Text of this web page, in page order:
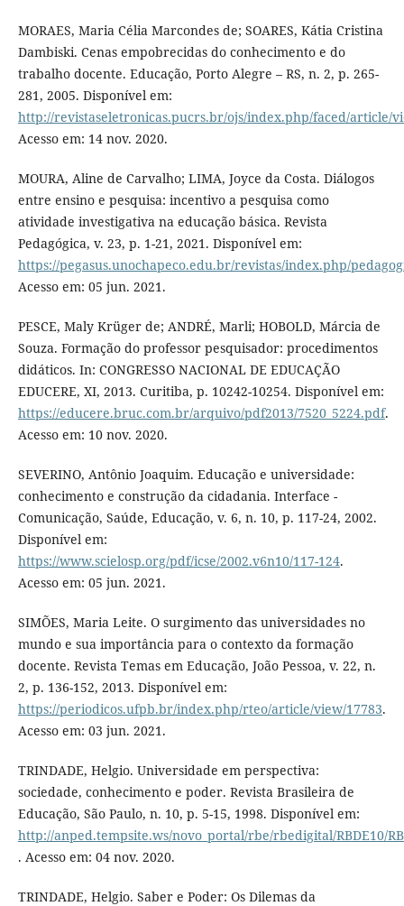
MORAES, Maria Célia Marcondes de; SOARES, Kátia Cristina
Dambiski. Cenas empobrecidas do conhecimento e do
trabalho docente. Educação, Porto Alegre – RS, n. 2, p. 265-
281, 2005. Disponível em:
http://revistaseletronicas.pucrs.br/ojs/index.php/faced/article/
Acesso em: 14 nov. 2020.
MOURA, Aline de Carvalho; LIMA, Joyce da Costa. Diálogos
entre ensino e pesquisa: incentivo a pesquisa como
atividade investigativa na educação básica. Revista
Pedagógica, v. 23, p. 1-21, 2021. Disponível em:
https://pegasus.unochapeco.edu.br/revistas/index.php/
Acesso em: 05 jun. 2021.
PESCE, Maly Krüger de; ANDRÉ, Marli; HOBOLD, Márcia de
Souza. Formação do professor pesquisador: procedimentos
didáticos. In: CONGRESSO NACIONAL DE EDUCAÇÃO
EDUCERE, XI, 2013. Curitiba, p. 10242-10254. Disponível em:
https://educere.bruc.com.br/arquivo/pdf2013/7520_5224.pdf.
Acesso em: 10 nov. 2020.
SEVERINO, Antônio Joaquim. Educação e universidade:
conhecimento e construção da cidadania. Interface -
Comunicação, Saúde, Educação, v. 6, n. 10, p. 117-24, 2002.
Disponível em:
https://www.scielosp.org/pdf/icse/2002.v6n10/117-124.
Acesso em: 05 jun. 2021.
SIMÕES, Maria Leite. O surgimento das universidades no
mundo e sua importância para o contexto da formação
docente. Revista Temas em Educação, João Pessoa, v. 22, n.
2, p. 136-152, 2013. Disponível em:
https://periodicos.ufpb.br/index.php/rteo/article/view/17783.
Acesso em: 03 jun. 2021.
TRINDADE, Helgio. Universidade em perspectiva:
sociedade, conhecimento e poder. Revista Brasileira de
Educação, São Paulo, n. 10, p. 5-15, 1998. Disponível em:
http://anped.tempsite.ws/novo_portal/rbe/rbedigital/RBDE10/
. Acesso em: 04 nov. 2020.
TRINDADE, Helgio. Saber e Poder: Os Dilemas da